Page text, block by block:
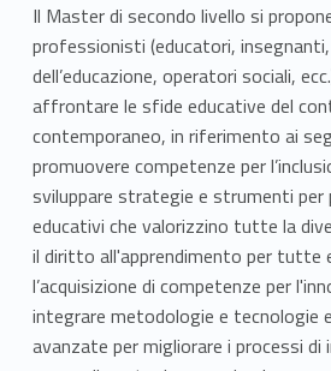
Il Master di secondo livello si
professionisti (educatori,
dell’educazione, operatori sociali,
affrontare le sfide educative del
contemporaneo, in riferimento ai
promuovere competenze per
sviluppare strategie e strumenti
educativi che valorizzino tutte la
il diritto all'apprendimento per tutte
l’acquisizione di competenze per
integrare metodologie e tecnologie
avanzate per migliorare i processi